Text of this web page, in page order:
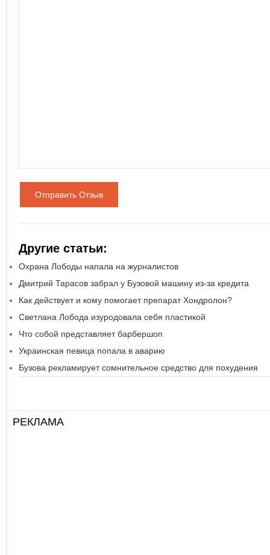
Отправить Отзыв
Другие статьи:
Охрана Лободы напала на журналистов
Дмитрий Тарасов забрал у Бузовой машину из-за кредита
Как действует и кому помогает препарат Хондролон?
Светлана Лобода изуродовала себя пластикой
Что собой представляет барбершоп
Украинская певица попала в аварию
Бузова рекламирует сомнительное средство для похудения
РЕКЛАМА